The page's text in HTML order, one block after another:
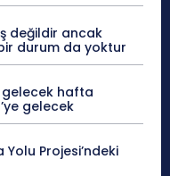
değildir ancak
durum da yoktur
gelecek hafta
gelecek
Yolu Projesi’ndeki